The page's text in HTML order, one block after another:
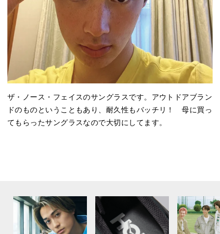
ザ・ノース・フェイスのサングラスです。アウトドアブラン
ドのものということもあり、耐久性もバッチリ！ 母に買っ
てもらったサングラスなので大切にしてます。